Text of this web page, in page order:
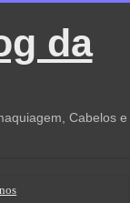
da
Cabelos e